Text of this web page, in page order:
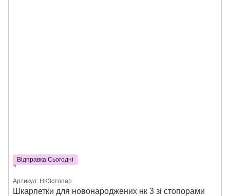
Відправка Сьогодні
Артикул: НК3стопар
Шкарпетки для новонароджених нк 3 зі стопорами